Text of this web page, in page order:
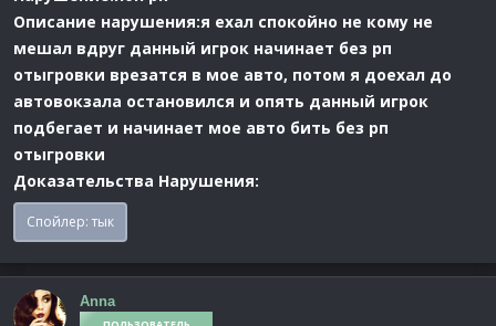
Описание нарушения:я ехал спокойно не кому не
мешал вдруг данный игрок начинает без рп
отыгровки врезатся в мое авто, потом я доехал до
автовокзала остановился и опять данный игрок
подбегает и начинает мое авто бить без рп
отыгровки
Доказательства Нарушения:
Спойлер: тык
Anna